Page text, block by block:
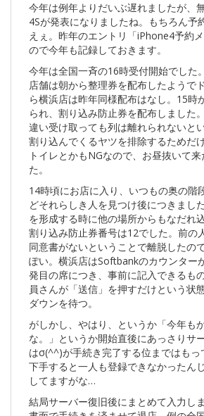
今年は例年よりだいぶ遅れましたが、
4Sが発表になりましたね。もちろん予
えぇ。昨年のエントリ「iPhone4予約
ので今年も記録しておきます。
今年は全国一斉の16時受付開始でした
店舗は朝から整理券を配布したようで
ら横浜店は昨年同様配布はなし。15時
られ、割り込み防止券を配布しました
違い受け取っても列は離れられないと
割り込んでくるヤツを排除するためだ
トイレとかもNGなので、お昼抜いて
た。
14時頃にお店に入り、いつもの奥の階
どそれらしき人を見つけ後につきまし
を形成する時に他の場所からもなだれ
割り込み防止券番号は12でした。前の
同意書がないということで離脱したの
ぽい。横浜店はSoftbankのカウンター
発目の席につき、事前に記入できるも
員さんが「送信」を押すだけという状
ダウンを待つ。
がしかし、やはり、というか「今年も
な。」というか開始直後にあっさりサ
はσ(^^)が手続き完了する位まではもっ
下手すると一人も登録できなかったん
してますがな…
結局サーバー復旧後にまとめて入力し